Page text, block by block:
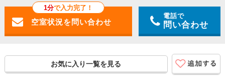
1分で入力完了！
電話で
問い合わせ
お気に入り一覧を見る